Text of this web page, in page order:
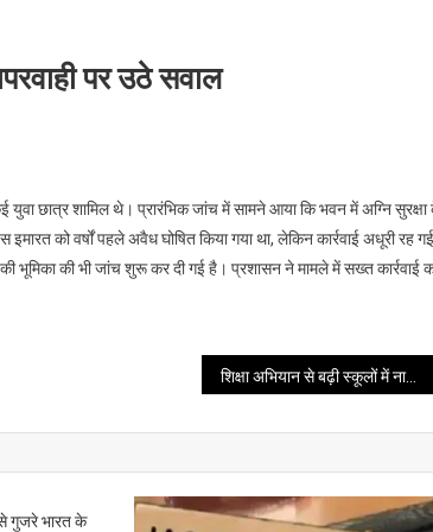
पर उठे सवाल
छात्र शामिल थे। प्रारंभिक जांच में सामने आया कि भवन में अग्नि
को वर्षों पहले अवैध घोषित किया गया था, लेकिन कार्रवाई अधूरी रह
भूमिका की भी जांच शुरू कर दी गई है। प्रशासन ने मामले में सख्त कार्रवाई
शिक्षा अभियान से बढ़ी स्कूलों में नामांकन की दर
गुजरे भारत के